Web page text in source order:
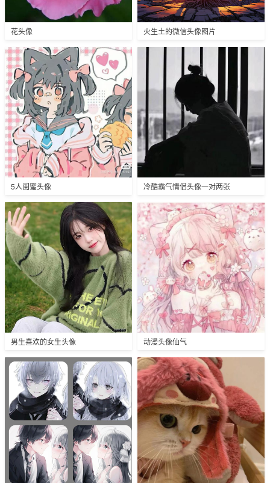
花头像 火生土的微信头像图片
5人闺蜜头像 冷酷霸气情侣头像一对两张
男生喜欢的女生头像 动漫头像仙气